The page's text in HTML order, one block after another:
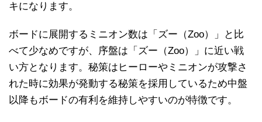
キになります。
ボードに展開するミニオン数は「ズー（Zoo）」と比
べて少なめですが、序盤は「ズー（Zoo）」に近い戦
い方となります。秘策はヒーローやミニオンが攻撃さ
れた時に効果が発動する秘策を採用しているため中盤
以降もボードの有利を維持しやすいのが特徴です。